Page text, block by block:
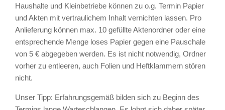
Haushalte und Kleinbetriebe können zu o.g. Termin Papier
und Akten mit vertraulichem Inhalt vernichten lassen. Pro
Anlieferung können max. 10 gefüllte Aktenordner oder eine
entsprechende Menge loses Papier gegen eine Pauschale
von 5 € abgegeben werden. Es ist nicht notwendig, Ordner
vorher zu entleeren, auch Folien und Heftklammern stören
nicht.
Unser Tipp: Erfahrungsgemäß bilden sich zu Beginn des